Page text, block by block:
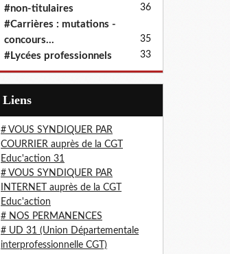
#non-titulaires 36
#Carrières : mutations -
concours...
35
#Lycées professionnels 33
Liens
# VOUS SYNDIQUER PAR
COURRIER auprès de la CGT
Educ'action 31
# VOUS SYNDIQUER PAR
INTERNET auprès de la CGT
Educ'action
# NOS PERMANENCES
# UD 31 (Union Départementale
interprofessionnelle CGT)